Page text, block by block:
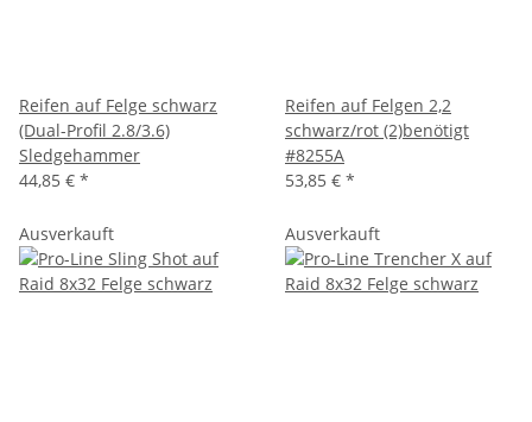
Reifen auf Felge schwarz
(Dual-Profil 2.8/3.6)
Sledgehammer
44,85 € *
Reifen auf Felgen 2,2
schwarz/rot (2)benötigt
#8255A
53,85 € *
Ausverkauft Ausverkauft